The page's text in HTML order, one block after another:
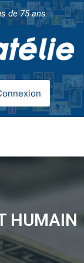
de 75 ans
HUMAIN